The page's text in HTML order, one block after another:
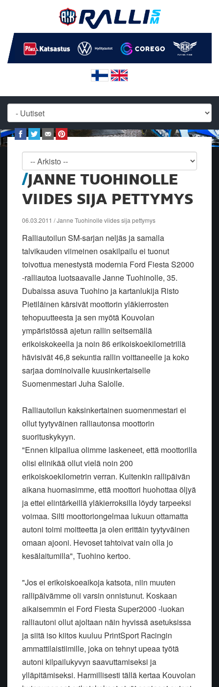
JANNE TUOHINOLLE
VIIDES SIJA PETTYMYS
06.03.2011 / Janne Tuohinolle viides sija pettymys
Ralliautoilun SM-sarjan neljäs ja samalla
talvikauden viimeinen osakilpailu ei tuonut
toivottua menestystä modernia Ford Fiesta S2000
-ralliautoa luotsaavalle Janne Tuohinolle, 35.
Dubaissa asuva Tuohino ja kartanlukija Risto
Pietiläinen kärsivät moottorin yläkierrosten
tehopuutteesta ja sen myötä Kouvolan
ympäristössä ajetun rallin seitsemällä
erikoiskokeella ja noin 86 erikoiskoekilometrillä
hävisivät 46,8 sekuntia rallin voittaneelle ja koko
sarjaa dominoivalle kuusinkertaiselle
Suomenmestari Juha Salolle.
Ralliautoilun kaksinkertainen suomenmestari ei
ollut tyytyväinen ralliautonsa moottorin
suorituskykyyn.
"Ennen kilpailua olimme laskeneet, että moottorilla
olisi elinikää ollut vielä noin 200
erikoiskoekilometrin verran. Kuitenkin rallipäivän
aikana huomasimme, että moottori huohottaa öljyä
ja ettei elintärkeillä yläkierroksilla löydy tarpeeksi
voimaa. Silti moottoriongelmaa lukuun ottamatta
autoni toimi moitteetta ja olen erittäin tyytyväinen
omaan ajooni. Hevoset tahtoivat vain olla jo
kesälaitumilla", Tuohino kertoo.
"Jos ei erikoiskoeaikoja katsota, niin muuten
rallipäivämme oli varsin onnistunut. Koskaan
aikaisemmin ei Ford Fiesta Super2000 -luokan
ralliautoni ollut ajoltaan näin hyvissä asetuksissa
ja siitä iso kiitos kuuluu PrintSport Racingin
ammattilaistiimille, joka on tehnyt upeaa työtä
autoni kilpailukyvyn saavuttamiseksi ja
ylläpitämiseksi. Harmillisesti tällä kertaa Kouvolan